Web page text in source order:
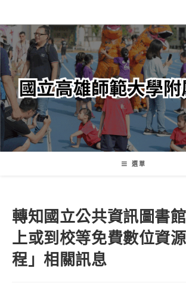
轉
至
主
內
容
選單
轉知國立公共資訊圖書
上或到校等免費數位資
程」相關訊息